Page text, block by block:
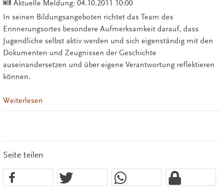
Aktuelle Meldung: 04.10.2011 10:00
In seinen Bildungsangeboten richtet das Team des
Erinnerungsortes besondere Aufmerksamkeit darauf, dass
Jugendliche selbst aktiv werden und sich eigenständig mit den
Dokumenten und Zeugnissen der Geschichte
auseinandersetzen und über eigene Verantwortung reflektieren
können.
Weiterlesen
Seite teilen